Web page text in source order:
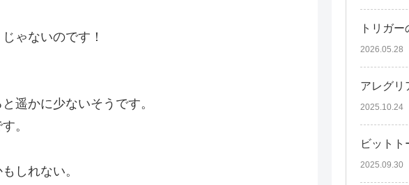
ゃないのです！
遥かに少ないそうです。
。
しれない。
トリガ
2026.05.28
アレグリ
2025.10.24
ビットト
2025.09.30